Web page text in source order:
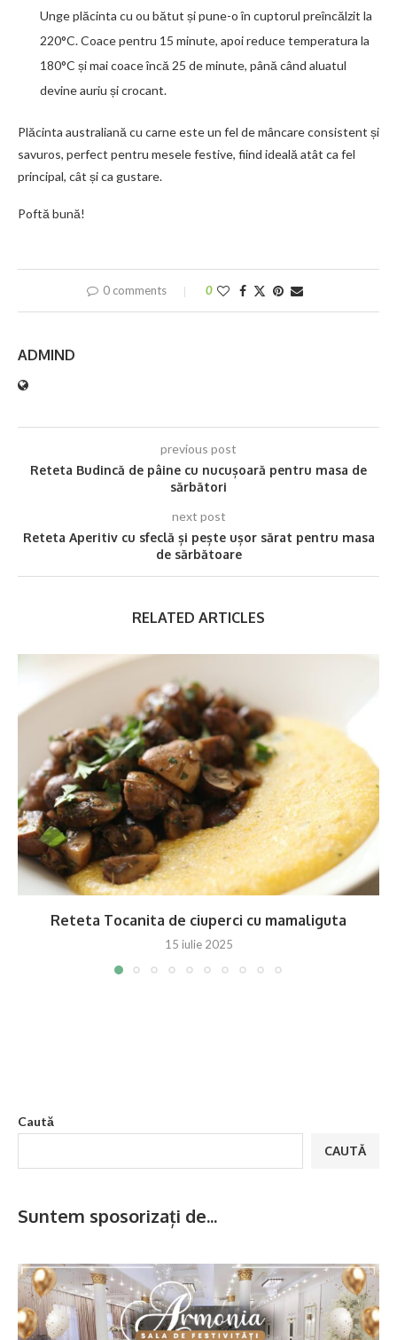
Unge plăcinta cu ou bătut și pune-o în cuptorul preîncălzit la
220°C. Coace pentru 15 minute, apoi reduce temperatura la
180°C și mai coace încă 25 de minute, până când aluatul
devine auriu și crocant.
Plăcinta australiană cu carne este un fel de mâncare consistent și
savuros, perfect pentru mesele festive, fiind ideală atât ca fel
principal, cât și ca gustare.
Poftă bună!
0 comments 0
ADMIND
previous post
Reteta Budincă de pâine cu nucușoară pentru masa de
sărbători
next post
Reteta Aperitiv cu sfeclă și pește ușor sărat pentru masa
de sărbătoare
RELATED ARTICLES
Reteta Tocanita de ciuperci cu mamaliguta
15 iulie 2025
Caută
CAUTĂ
Suntem sposorizați de...